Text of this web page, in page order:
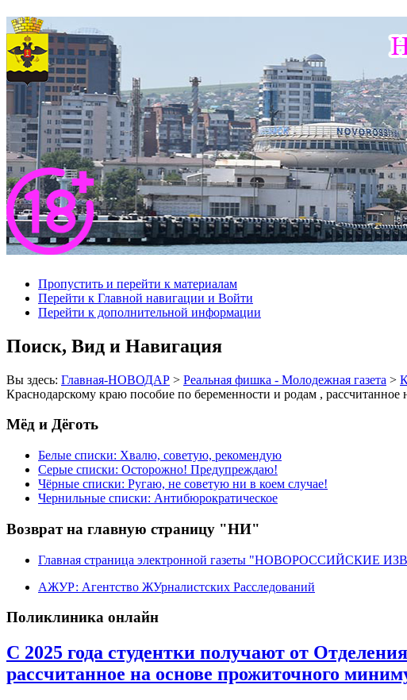
Пропустить и перейти к материалам
Перейти к Главной навигации и Войти
Перейти к дополнительной информации
Поиск, Вид и Навигация
Вы здесь: Главная-НОВОДАР > Реальная фишка - Молодежная газета >
Краснодарскому краю пособие по беременности и родам ,
Мёд и Дёготь
Белые списки: Хвалю, советую, рекомендую
Серые списки: Осторожно! Предупреждаю!
Чёрные списки: Ругаю, не советую ни в коем случае!
Чернильные списки: Антибюрократическое
Возврат на главную страницу "НИ"
Главная страница электронной газеты "НОВОРОССИЙСКИЕ
АЖУР: Агентство ЖУрналистских Расследований
Поликлиника онлайн
С 2025 года студентки получают от
рассчитанное на основе прожиточного